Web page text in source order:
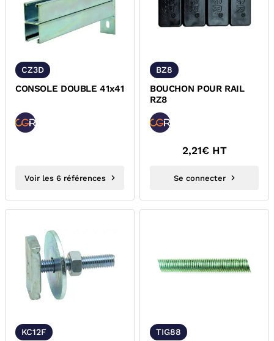
CZ3D
CONSOLE DOUBLE 41x41
Voir les 6 références
BZ8
BOUCHON POUR RAIL
RZ8
2,21€ HT
Se connecter
KC12F TIG88